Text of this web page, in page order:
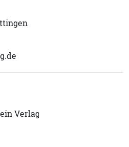
Verlag